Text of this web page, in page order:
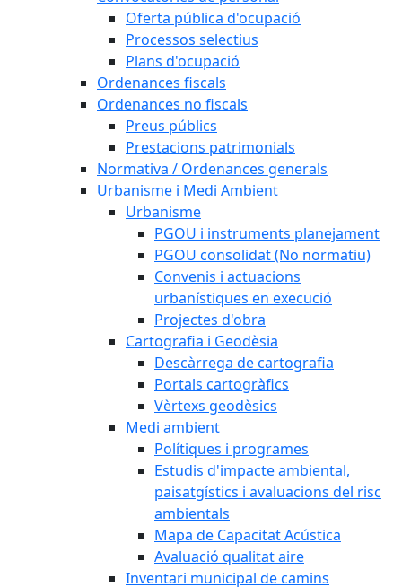
Oferta pública d'ocupació
Processos selectius
Plans d'ocupació
Ordenances fiscals
Ordenances no fiscals
Preus públics
Prestacions patrimonials
Normativa / Ordenances generals
Urbanisme i Medi Ambient
Urbanisme
PGOU i instruments planejament
PGOU consolidat (No normatiu)
Convenis i actuacions
urbanístiques en execució
Projectes d'obra
Cartografia i Geodèsia
Descàrrega de cartografia
Portals cartogràfics
Vèrtexs geodèsics
Medi ambient
Polítiques i programes
Estudis d'impacte ambiental,
paisatgístics i avaluacions del risc
ambientals
Mapa de Capacitat Acústica
Avaluació qualitat aire
Inventari municipal de camins